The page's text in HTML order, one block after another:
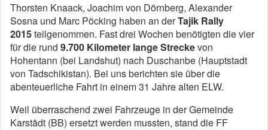
Thorsten Knaack, Joachim von Dörnberg, Alexander
Sosna und Marc Pöcking haben an derTajik Rally
2015teilgenommen. Fast drei Wochen benötigten die vier
für die rund 9.700 Kilometer lange Streckevon
Hohentann (bei Landshut) nach Duschanbe (Hauptstadt
von Tadschikistan). Bei uns berichten sie über die
abenteuerliche Fahrt in einem 31 Jahre alten ELW.
Weil überraschend zwei Fahrzeuge in der Gemeinde
Karstädt (BB) ersetzt werden mussten, stand die FF